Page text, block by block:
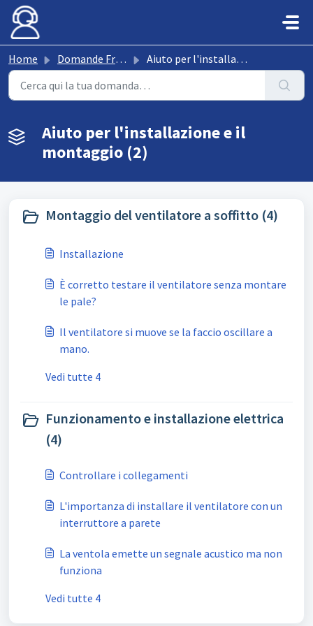
Salta al contenuto principale
Home Domande Frequenti (FAQ) Aiuto per l'installazione e il montaggio
Aiuto per l'installazione e il
montaggio (2)
Montaggio del ventilatore a soffitto (4)
Installazione
È corretto testare il ventilatore senza montare
le pale?
Il ventilatore si muove se la faccio oscillare a
mano.
Vedi tutte 4
Funzionamento e installazione elettrica
(4)
Controllare i collegamenti
L'importanza di installare il ventilatore con un
interruttore a parete
La ventola emette un segnale acustico ma non
funziona
Vedi tutte 4